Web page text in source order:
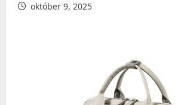
október 9, 2025